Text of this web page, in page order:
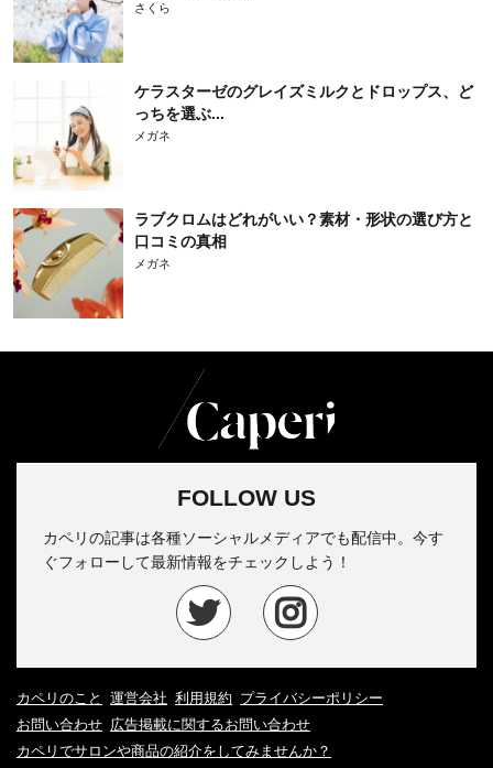
さくら
ケラスターゼのグレイズミルクとドロップス、ど
っちを選ぶ...
メガネ
ラブクロムはどれがいい？素材・形状の選び方と
口コミの真相
メガネ
FOLLOW US
カペリの記事は各種ソーシャルメディアでも配信中。今す
ぐフォローして最新情報をチェックしよう！
カペリのこと 運営会社 利用規約 プライバシーポリシー
お問い合わせ 広告掲載に関するお問い合わせ
カペリでサロンや商品の紹介をしてみませんか？